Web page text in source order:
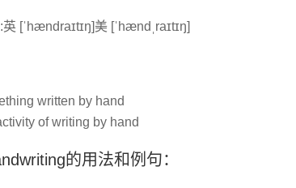
[ˈhændraɪtɪŋ]美 [ˈhændˌraɪtɪŋ]
written by hand
of writing by hand
的用法和例句：